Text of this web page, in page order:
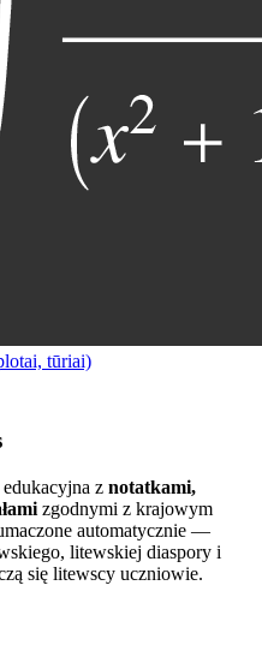
tūriai)
z notatkami,
zgodnymi z krajowym
automatycznie —
litewskiej diaspory i
się litewscy uczniowie.